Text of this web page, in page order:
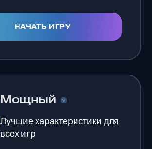
НАЧАТЬ ИГРУ
Мощный
Лучшие характеристики для
всех игр